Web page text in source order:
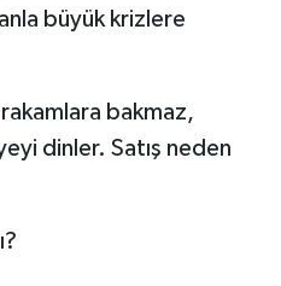
büyük krizlere
bakmaz,
dinler. Satış neden